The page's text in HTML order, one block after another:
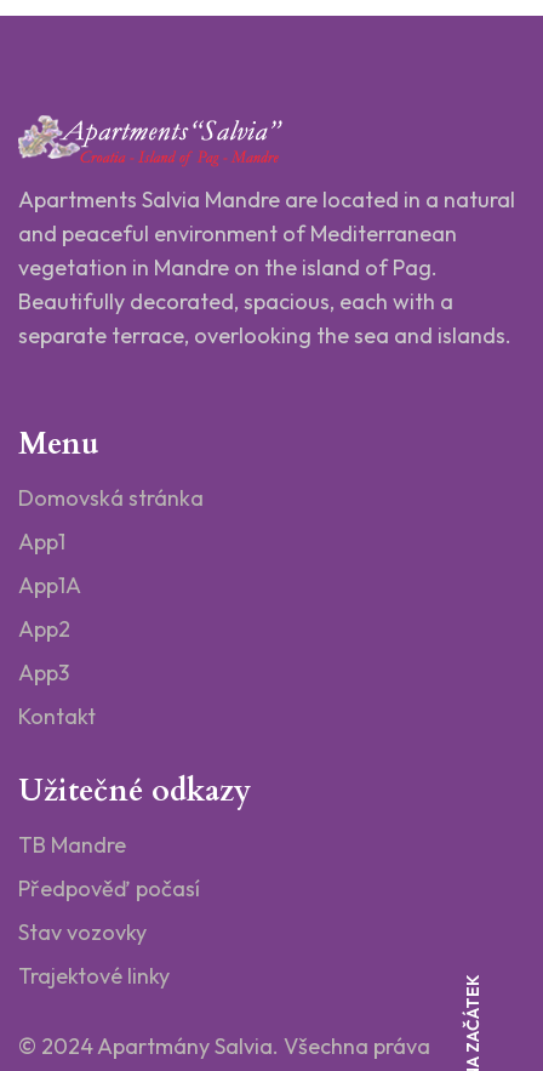
Apartments Salvia Mandre are located in a natural
and peaceful environment of Mediterranean
vegetation in Mandre on the island of Pag.
Beautifully decorated, spacious, each with a
separate terrace, overlooking the sea and islands.
Menu
Domovská stránka
App1
App1A
App2
App3
Kontakt
Užitečné odkazy
TB Mandre
Předpověď počasí
Stav vozovky
Trajektové linky
© 2024 Apartmány Salvia. Všechna práva